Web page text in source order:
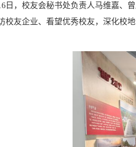
日，校友会秘书处负责人马维嘉、
校友企业、看望优秀校友，深化校